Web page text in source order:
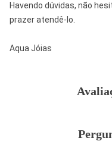
Havendo dúvidas, não
prazer atendê-lo.
Aqua Jóias